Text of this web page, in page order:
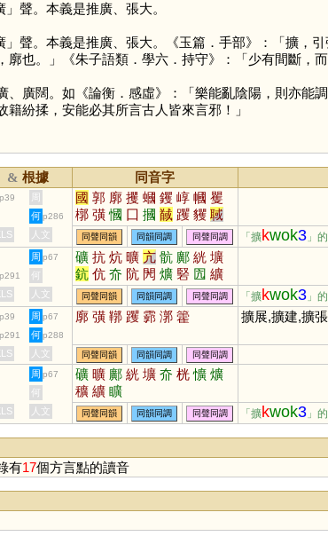
」聲。本義是推廣、張大。
」聲。本義是推廣、張大。《玉篇．手部》：「擴，
廓也。」《朱子語類．學六．持守》：「少有間斷，
、廣闊。如《論衡．感虛》：「樂能亂陰陽，則亦能
籍紛揉，安能必其所言古人皆來言邪！」
& 根據 同音字
p39 周 國 郭 廓 攫 蟈 钁 崞 幗 矍
槨 彉 慖 囗 摑 馘 躩 貜 聝
玃 漍 彏 霩 簂 膕 漷 墎 嘓
何 p286
人文 同聲同韻 同韻同調 同聲同調 「擴kwok3 」
周 p67 礦 抗 炕 曠 亢 骯 鄺 絖 壙
鈧 伉 夼 阬 閌 爌 硻 囥 纊
鏮 頏 穬 懭 邟 犺 匟
p291
何
人文 同聲同韻 同韻同調 同聲同調 「擴kwok3 」
p39 周 p67 廓 彉 鞹 躩 霩 漷 籗 擴展,擴建,擴
p291 何 p288
人文 同聲同韻 同韻同調 同聲同調
周 p67 礦 曠 鄺 絖 壙 夼 桄 懭 爌
穬 纊 矌
何
人文 同聲同韻 同韻同調 同聲同調 「擴kwok3 」
有17個方言點的讀音